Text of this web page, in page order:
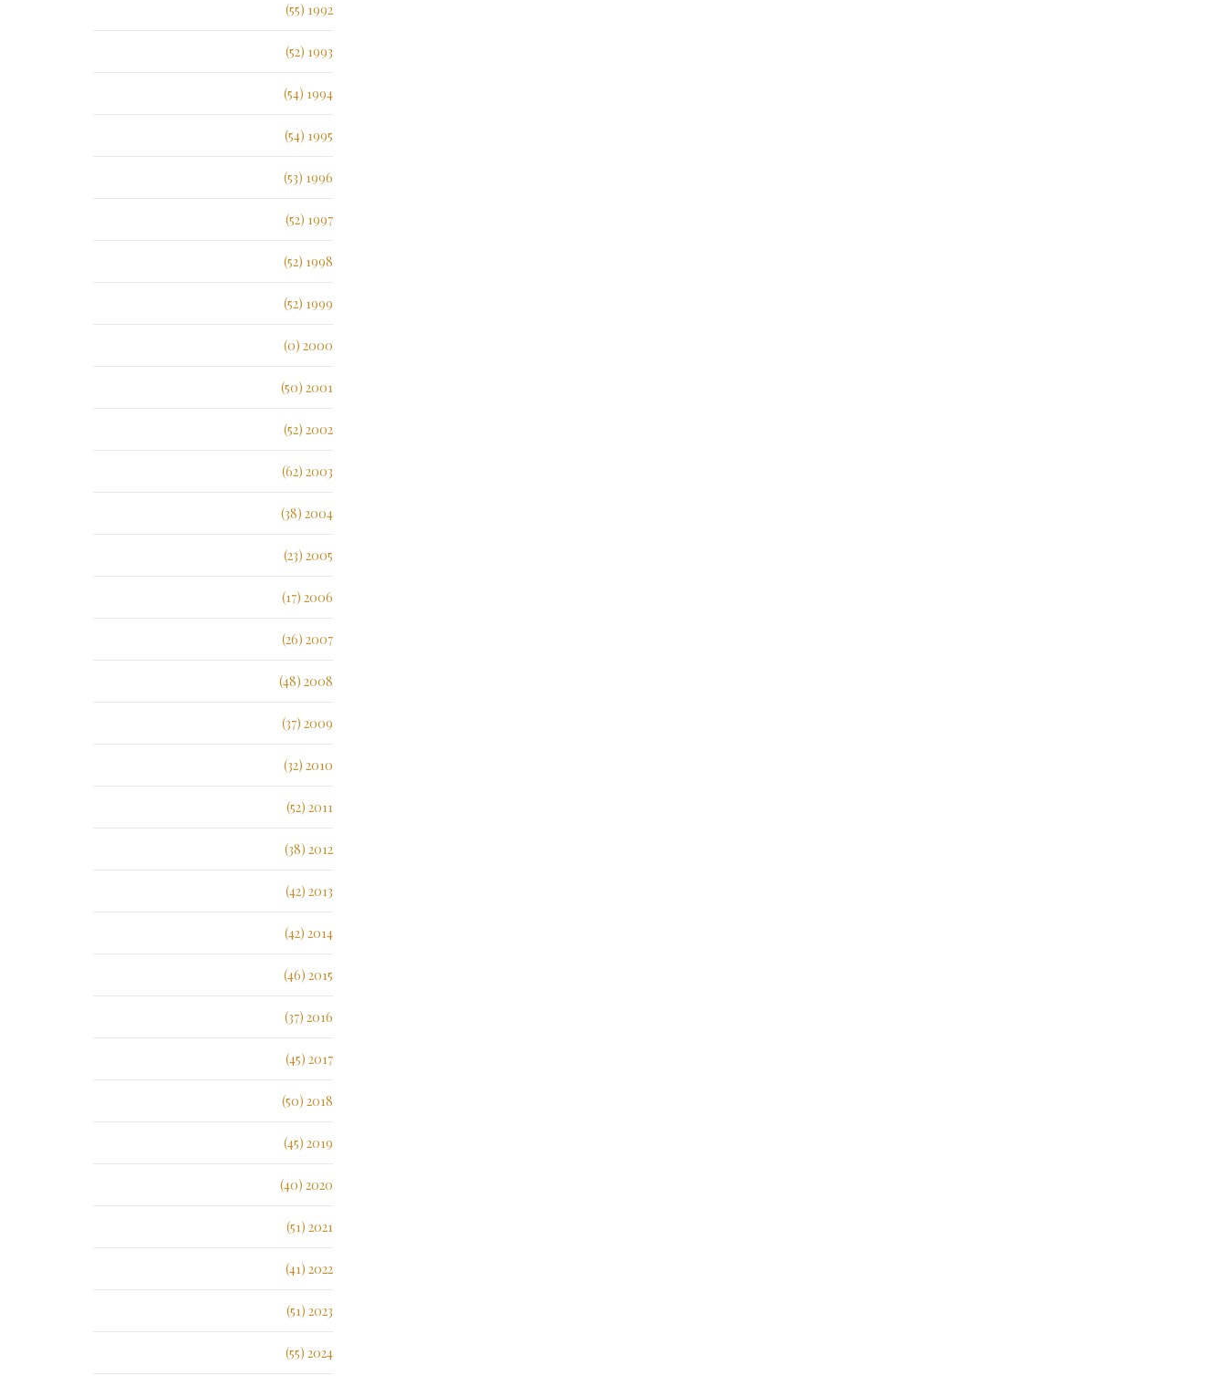
1992 (55)
1993 (52)
1994 (54)
1995 (54)
1996 (53)
1997 (52)
1998 (52)
1999 (52)
2000 (0)
2001 (50)
2002 (52)
2003 (62)
2004 (38)
2005 (23)
2006 (17)
2007 (26)
2008 (48)
2009 (37)
2010 (32)
2011 (52)
2012 (38)
2013 (42)
2014 (42)
2015 (46)
2016 (37)
2017 (45)
2018 (50)
2019 (45)
2020 (40)
2021 (51)
2022 (41)
2023 (51)
2024 (55)